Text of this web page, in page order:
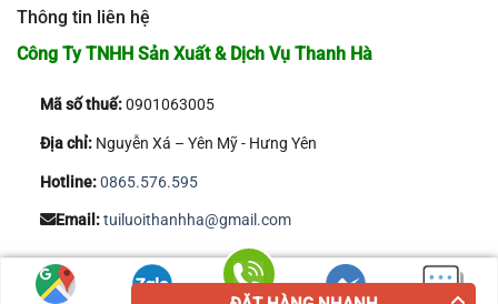
Thông tin liên hệ
Công Ty TNHH Sản Xuất & Dịch Vụ Thanh Hà
Mã số thuế:0901063005
Địa chỉ:Nguyễn Xá – Yên Mỹ - Hưng Yên
Hotline:0865.576.595
Email:tuiluoithanhha@gmail.com
Copyright 2026 © Công Ty TNHH Sản Xuất & Dịch Vụ Thanh Hà